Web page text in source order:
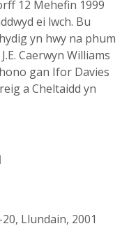
12 Mehefin 1999
ei lwch. Bu
yn hwy na phum
Caerwyn Williams
gan Ifor Davies
a Cheltaidd yn
Llundain, 2001